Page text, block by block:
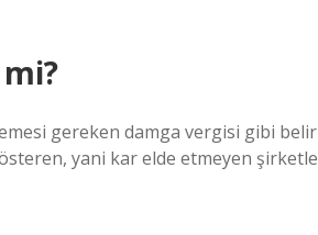
gereken damga vergisi gibi
yani kar elde etmeyen